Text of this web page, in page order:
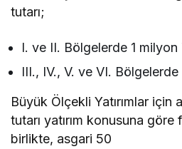
tutarı;
I. ve II. Bölgelerde 1 milyon
III., IV., V. ve VI.
Büyük Ölçekli Yatırımlar için
tutarı yatırım konusuna göre
birlikte, asgari 50